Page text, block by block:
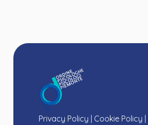
Privacy Policy Cookie Policy